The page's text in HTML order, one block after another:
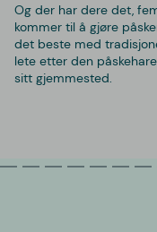
Og der har dere det,
kommer til å gjøre
det beste med
lete etter den
sitt gjemmested.